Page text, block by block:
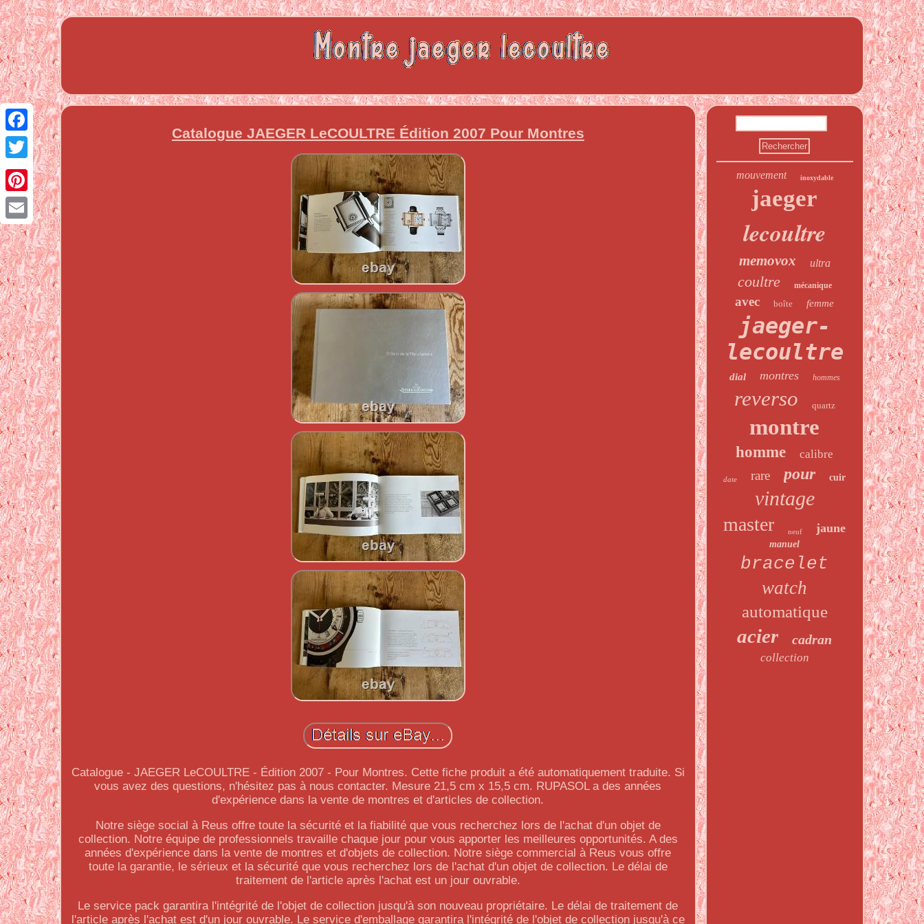
Facebook
Twitter
Pinterest
Email
Catalogue JAEGER LeCOULTRE Édition 2007 Pour Montres
Catalogue - JAEGER LeCOULTRE - Édition 2007 - Pour Montres. Cette fiche produit a été automatiquement traduite. Si
vous avez des questions, n'hésitez pas à nous contacter. Mesure 21,5 cm x 15,5 cm. RUPASOL a des années
d'expérience dans la vente de montres et d'articles de collection.
Notre siège social à Reus offre toute la sécurité et la fiabilité que vous recherchez lors de l'achat d'un objet de
collection. Notre équipe de professionnels travaille chaque jour pour vous apporter les meilleures opportunités. A des
années d'expérience dans la vente de montres et d'objets de collection. Notre siège commercial à Reus vous offre
toute la garantie, le sérieux et la sécurité que vous recherchez lors de l'achat d'un objet de collection. Le délai de
traitement de l'article après l'achat est un jour ouvrable.
Le service pack garantira l'intégrité de l'objet de collection jusqu'à son nouveau propriétaire. Le délai de traitement de
l'article après l'achat est d'un jour ouvrable. Le service d'emballage garantira l'intégrité de l'objet de collection jusqu'à ce
mouvement inoxydable
jaeger
lecoultre
memovox ultra
coultre mécanique
avec boîte femme
jaeger-
lecoultre
dial montres hommes
reverso quartz
montre
homme calibre
date rare pour cuir
vintage
master neuf jaune
manuel
bracelet
watch
automatique
acier cadran
collection